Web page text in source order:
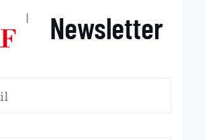
| Newsletter